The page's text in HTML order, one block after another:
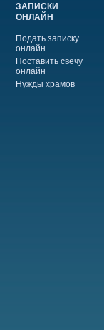
ЗАПИСКИ
ОНЛАЙН
Подать записку
онлайн
Поставить свечу
онлайн
Нужды храмов